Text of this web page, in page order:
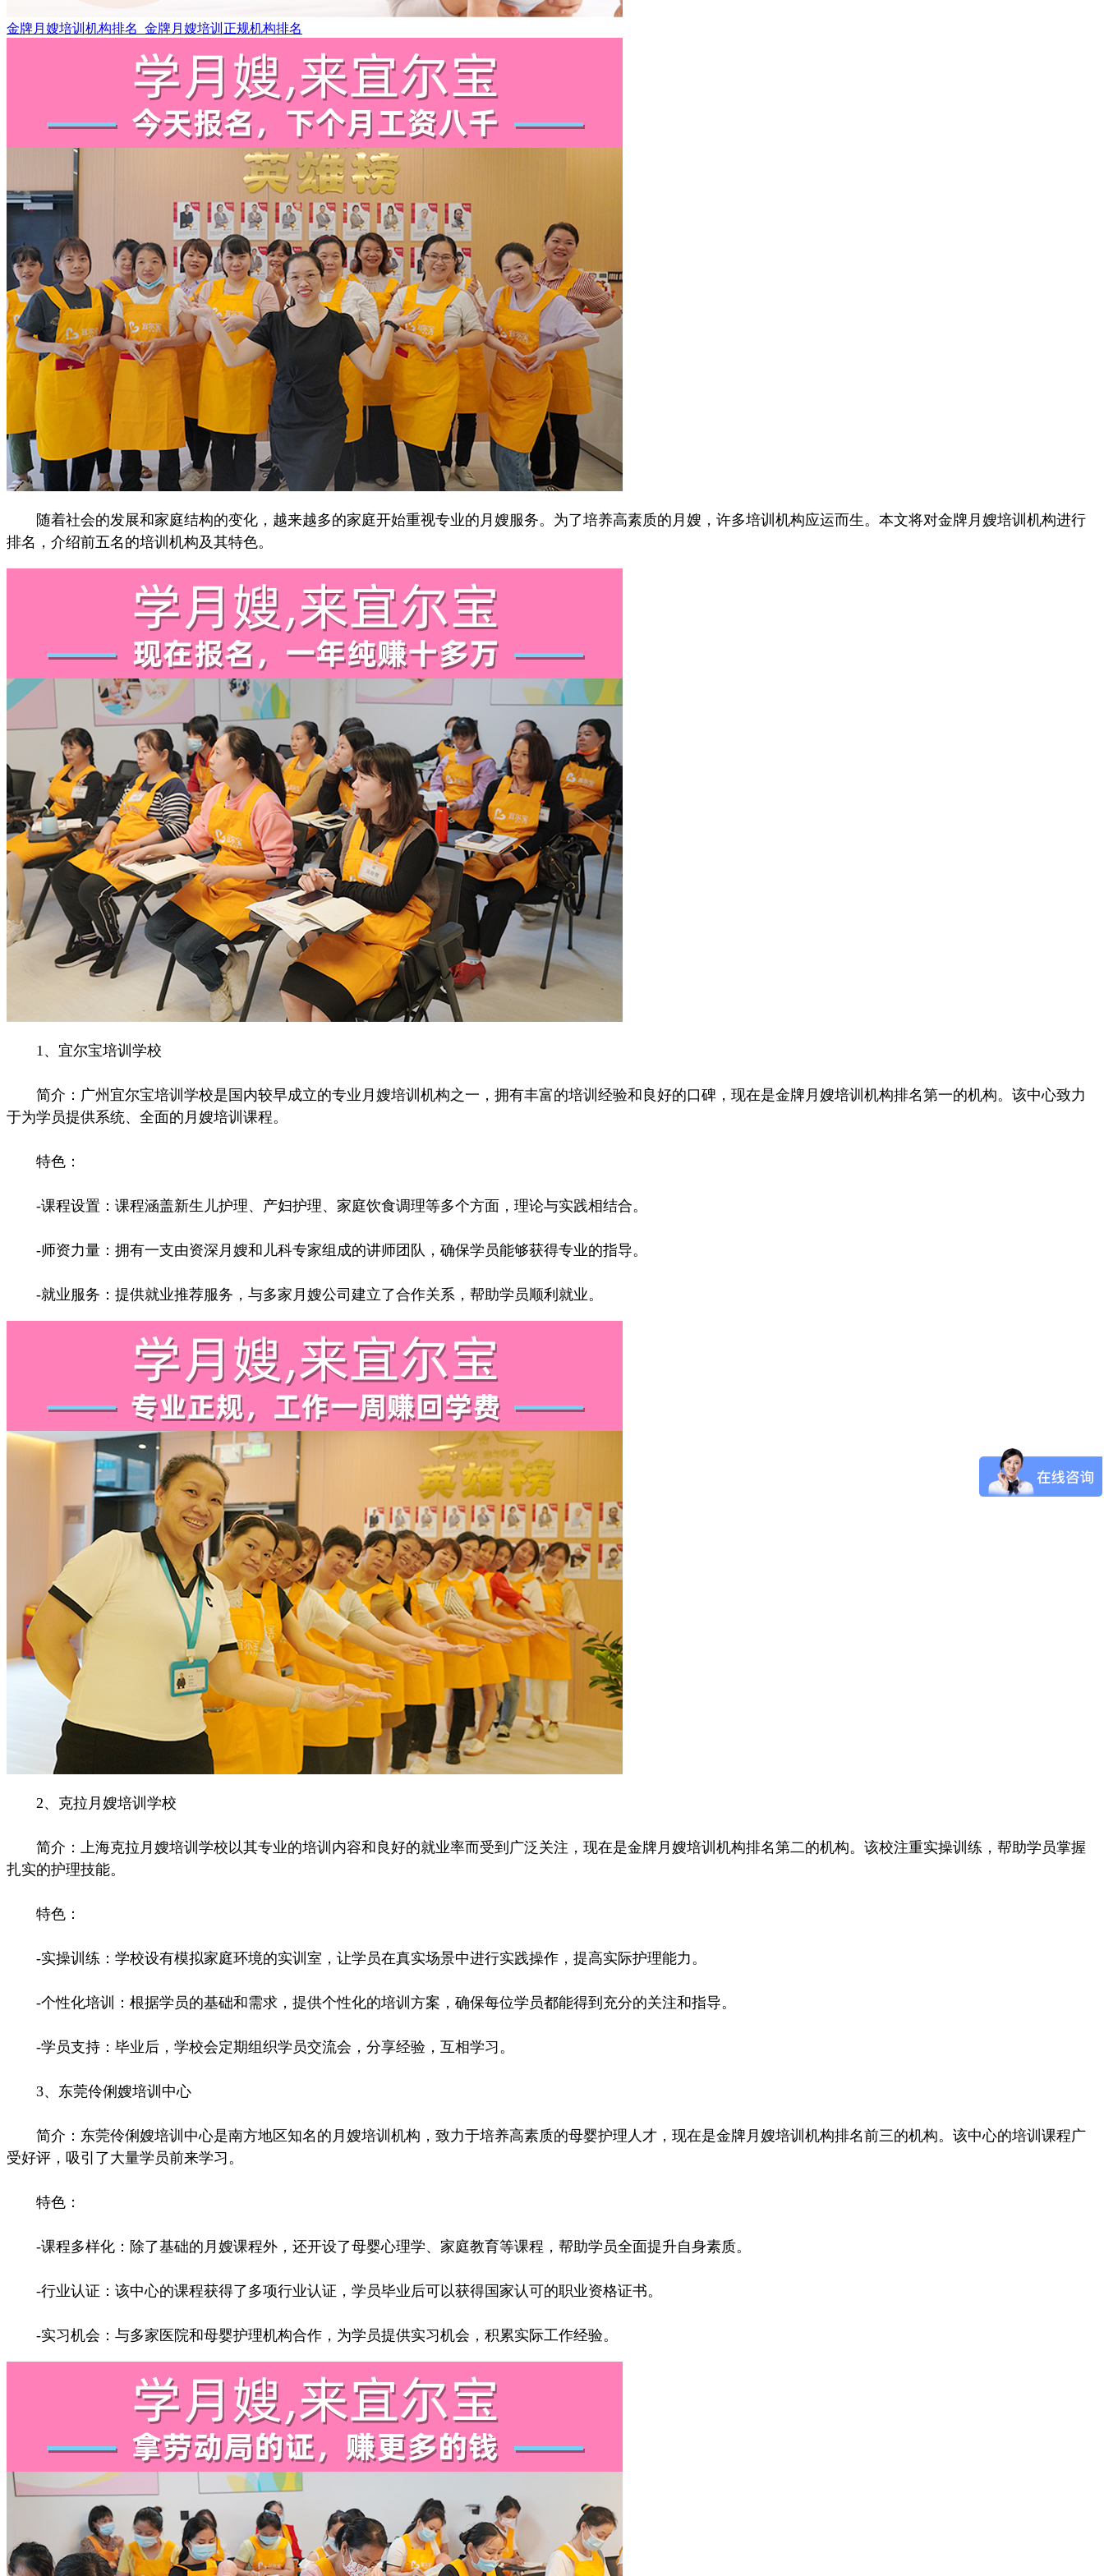
金牌月嫂培训机构排名_金牌月嫂培训正规机构排名
随着社会的发展和家庭结构的变化，越来越多的家庭开始重视专业的月嫂服务。为了培养高素质的月嫂，许多培训机构应运而生。本文将对金牌月嫂培训机构进行
排名，介绍前五名的培训机构及其特色。
1、宜尔宝培训学校
简介：广州宜尔宝培训学校是国内较早成立的专业月嫂培训机构之一，拥有丰富的培训经验和良好的口碑，现在是金牌月嫂培训机构排名第一的机构。该中心致力
于为学员提供系统、全面的月嫂培训课程。
特色：
-课程设置：课程涵盖新生儿护理、产妇护理、家庭饮食调理等多个方面，理论与实践相结合。
-师资力量：拥有一支由资深月嫂和儿科专家组成的讲师团队，确保学员能够获得专业的指导。
-就业服务：提供就业推荐服务，与多家月嫂公司建立了合作关系，帮助学员顺利就业。
2、克拉月嫂培训学校
简介：上海克拉月嫂培训学校以其专业的培训内容和良好的就业率而受到广泛关注，现在是金牌月嫂培训机构排名第二的机构。该校注重实操训练，帮助学员掌握
扎实的护理技能。
特色：
-实操训练：学校设有模拟家庭环境的实训室，让学员在真实场景中进行实践操作，提高实际护理能力。
-个性化培训：根据学员的基础和需求，提供个性化的培训方案，确保每位学员都能得到充分的关注和指导。
-学员支持：毕业后，学校会定期组织学员交流会，分享经验，互相学习。
3、东莞伶俐嫂培训中心
简介：东莞伶俐嫂培训中心是南方地区知名的月嫂培训机构，致力于培养高素质的母婴护理人才，现在是金牌月嫂培训机构排名前三的机构。该中心的培训课程广
受好评，吸引了大量学员前来学习。
特色：
-课程多样化：除了基础的月嫂课程外，还开设了母婴心理学、家庭教育等课程，帮助学员全面提升自身素质。
-行业认证：该中心的课程获得了多项行业认证，学员毕业后可以获得国家认可的职业资格证书。
-实习机会：与多家医院和母婴护理机构合作，为学员提供实习机会，积累实际工作经验。